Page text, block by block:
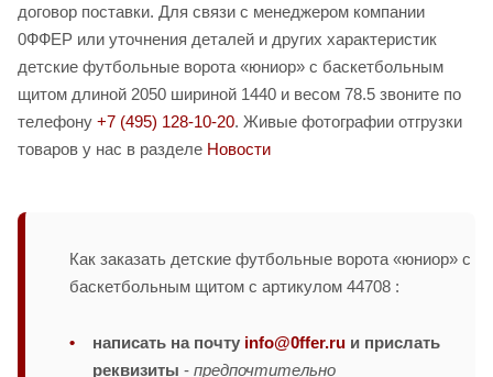
договор поставки. Для связи с менеджером компании
0ФФЕР или уточнения деталей и других характеристик
детские футбольные ворота «юниор» с баскетбольным
щитом длиной 2050 шириной 1440 и весом 78.5 звоните по
телефону +7 (495) 128-10-20. Живые фотографии отгрузки
товаров у нас в разделе Новости
Как заказать детские футбольные ворота «юниор» с
баскетбольным щитом с артикулом 44708 :
написать на почту info@0ffer.ru и прислать
реквизиты - предпочтительно